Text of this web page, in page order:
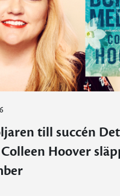
till succén
Hoover